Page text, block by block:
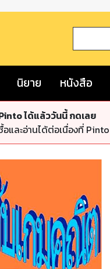
นิยาย หนังสือ
ได้แล้ววันนี้ กดเลย
และอ่านได้ต่อเนื่องที่ Pinto